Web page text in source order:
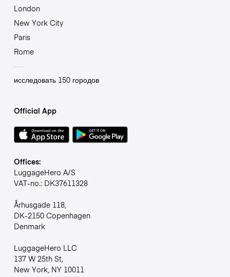
London
New York City
Paris
Rome
исследовать 150 городов
Official App
Offices:
LuggageHero A/S
VAT-no.: DK37611328
Århusgade 118,
DK-2150 Copenhagen
Denmark
LuggageHero LLC
137 W 25th St,
New York, NY 10011